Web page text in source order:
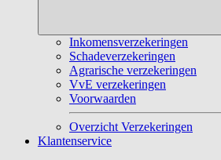
Inkomensverzekeringen
Schadeverzekeringen
Agrarische verzekeringen
VvE verzekeringen
Voorwaarden
Overzicht Verzekeringen
Klantenservice